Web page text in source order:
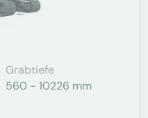
Grabtiefe
560 - 10226 mm